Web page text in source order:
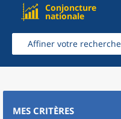
Conjoncture
nationale
Affiner votre recherche
MES CRITÈRES